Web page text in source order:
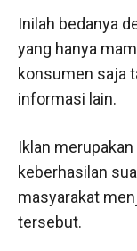
Inilah bedanya
yang hanya
konsumen saja
informasi lain.
Iklan
keberhasilan
masyarakat
tersebut.